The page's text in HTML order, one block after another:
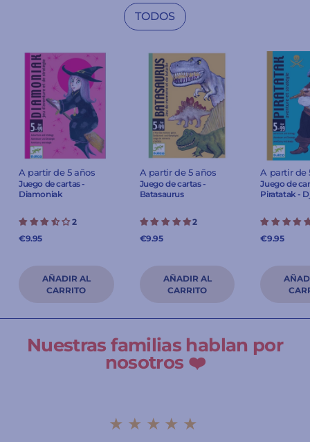
TODOS
A partir de 5 años
Juego de cartas -
Diamoniak
2
€9.95
A partir de 5 años
Juego de cartas -
Batasaurus
2
€9.95
A partir de
Juego de
Piratatak -
€9.95
Nuestras familias hablan por
nosotros ❤️
★★★★★